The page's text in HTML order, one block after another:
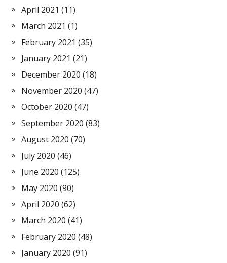
April 2021 (11)
March 2021 (1)
February 2021 (35)
January 2021 (21)
December 2020 (18)
November 2020 (47)
October 2020 (47)
September 2020 (83)
August 2020 (70)
July 2020 (46)
June 2020 (125)
May 2020 (90)
April 2020 (62)
March 2020 (41)
February 2020 (48)
January 2020 (91)